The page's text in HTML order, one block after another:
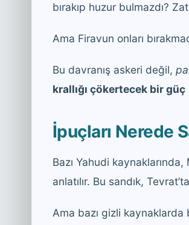
bırakıp huzur bulmazdı?
Ama Firavun onları
Bu davranış askeri değil,
krallığı çökertecek bir güç
İpuçları Nerede
Bazı Yahudi kaynaklarında,
anlatılır. Bu sandık,
Ama bazı gizli kaynaklarda